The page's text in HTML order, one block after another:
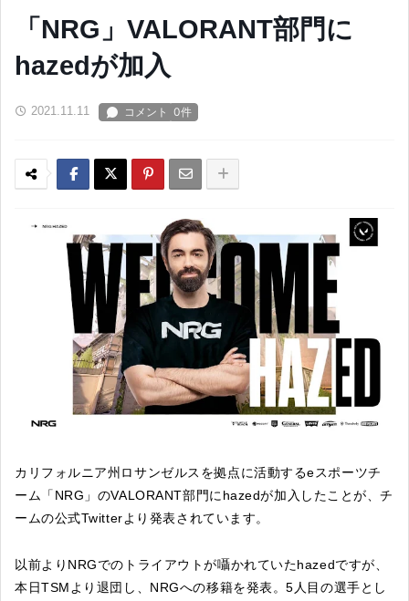
「NRG」VALORANT部門に
hazedが加入
2021.11.11
カリフォルニア州ロサンゼルスを拠点に活動するeスポーツチ
ーム「NRG」のVALORANT部門にhazedが加入したことが、チ
ームの公式Twitterより発表されています。
以前よりNRGでのトライアウトが囁かれていたhazedですが、
本日TSMより退団し、NRGへの移籍を発表。5人目の選手とし